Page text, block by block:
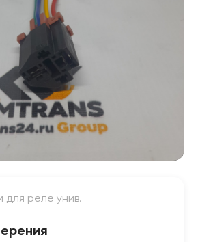
для реле унив.